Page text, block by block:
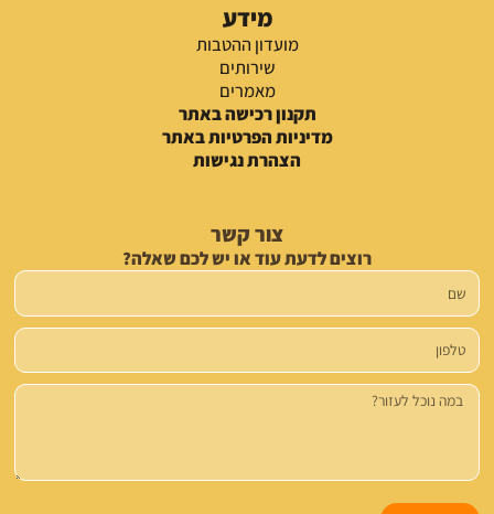
מידע
מועדון ההטבות
שירותים
מאמרים
תקנון רכישה באתר
מדיניות הפרטיות באתר
הצהרת נגישות
צור קשר
רוצים לדעת עוד או יש לכם שאלה?
שם
טלפון
הודעה